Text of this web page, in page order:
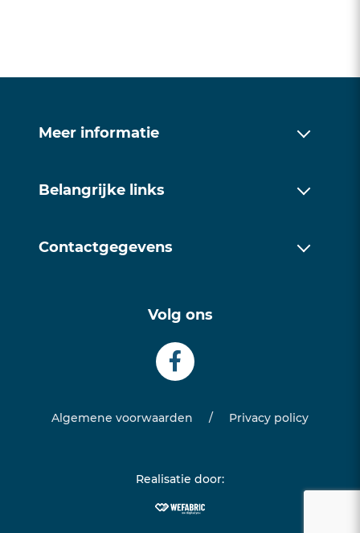
Meer informatie
Belangrijke links
Contactgegevens
info@examentrainingfriesland.com
Volg ons
Algemene voorwaarden / Privacy policy
Realisatie door: